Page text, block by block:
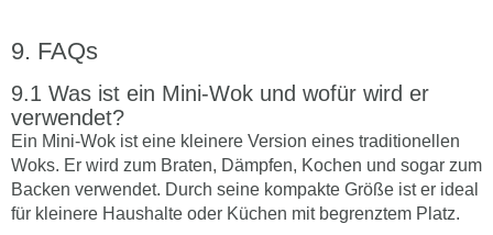
FAQs
Was ist ein Mini-Wok und wofür wird er
verwendet?
Ein Mini-Wok ist eine kleinere Version eines traditionellen
Woks. Er wird zum Braten, Dämpfen, Kochen und sogar zum
Backen verwendet. Durch seine kompakte Größe ist er ideal
für kleinere Haushalte oder Küchen mit begrenztem Platz.